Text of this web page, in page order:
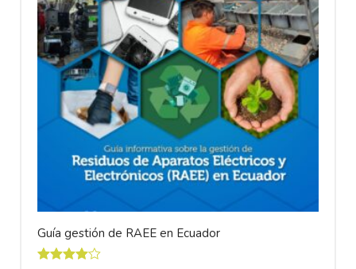
Guía gestión de RAEE en Ecuador